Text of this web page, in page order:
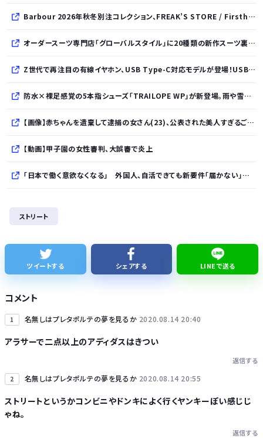
Barbour 2026年秋冬別注コレクション、FREAK’S STORE / Firsthand / Freadaから登場
オーダースーツ専門店「グローバルスタイル」に20種類の新作スーツ裏地が登場！おしゃれな花柄・サッカーボール・フラミンゴ・虎・フラガール・リゾート柄など豊富！
Z世代で再注目の有線イヤホン、USB Type-C対応モデルが登場！USB-A変換アダプター付属で幅広いデバイスに対応
防水×裸足感覚の5本指シューズ「TRAILOPE WP」が新登場。雨や雪にも対応し日常からアウトドアまで快適に。
【画像】赤ちゃんを遺棄して逮捕の女さん(23)、公表された美人すぎるご尊顔がこちら⇒ｗｗｗｗｗｗｗｗｗｗ
【動画】甲子園の女性審判、大誤審で炎上
「日本で働く意欲なくなる」 外国人、自活できても新要件「届かない」…永住許可厳格化で「日本離れ」か
【悲報】ワイが買ったMotorolaのスマホ、ポンコツすぎる
ストリート
ツイートする シェアする LINEで送る
コメント
1 名無しはプレタポルテの夢を見るか 2020.08.14 20:40
アラサーで二点以上のアディダスはきつい
返信する
2 名無しはプレタポルテの夢を見るか 2020.08.14 20:55
ストリートというかコンビニやドンキによく行くヤンキーぽい感じじ
ゃね。
返信する